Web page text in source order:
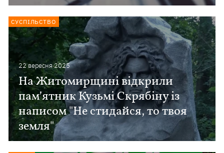
22 вересня 2025
На Житомирщині відкрили
памʼятник Кузьмі Скрябіну із
написом "Не стидайся, то твоя
земля"
СУСПІЛЬСТВО